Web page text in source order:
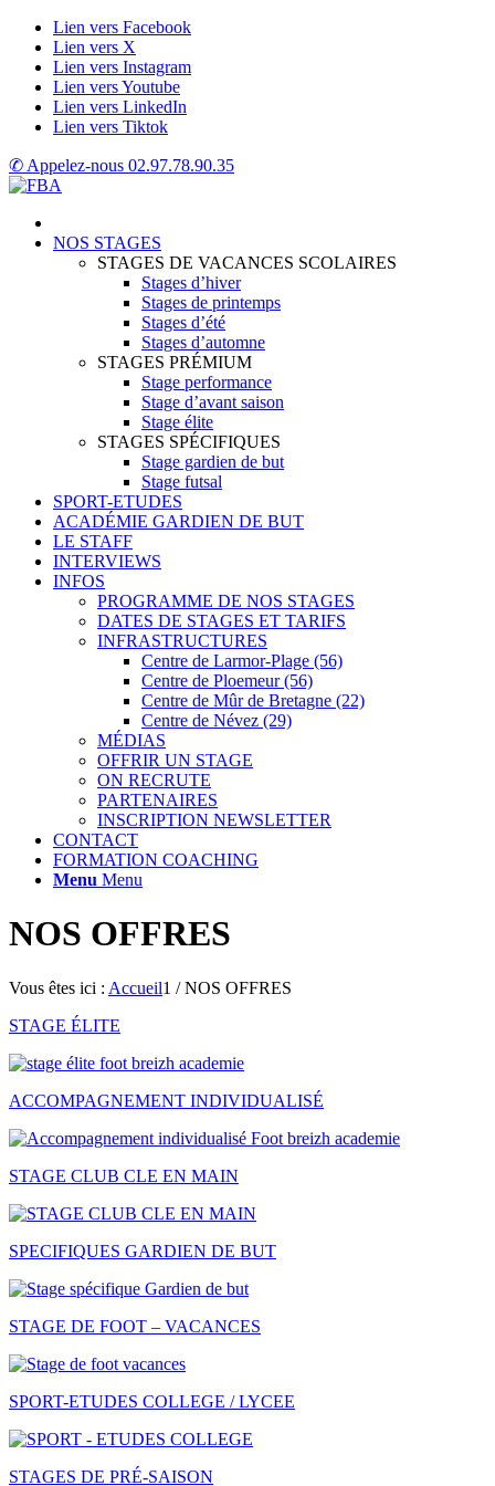
Lien vers Facebook
Lien vers X
Lien vers Instagram
Lien vers Youtube
Lien vers LinkedIn
Lien vers Tiktok
✆ Appelez-nous 02.97.78.90.35
NOS STAGES
STAGES DE VACANCES SCOLAIRES
Stages d’hiver
Stages de printemps
Stages d’été
Stages d’automne
STAGES PRÉMIUM
Stage performance
Stage d’avant saison
Stage élite
STAGES SPÉCIFIQUES
Stage gardien de but
Stage futsal
SPORT-ETUDES
ACADÉMIE GARDIEN DE BUT
LE STAFF
INTERVIEWS
INFOS
PROGRAMME DE NOS STAGES
DATES DE STAGES ET TARIFS
INFRASTRUCTURES
Centre de Larmor-Plage (56)
Centre de Ploemeur (56)
Centre de Mûr de Bretagne (22)
Centre de Névez (29)
MÉDIAS
OFFRIR UN STAGE
ON RECRUTE
PARTENAIRES
INSCRIPTION NEWSLETTER
CONTACT
FORMATION COACHING
Menu Menu
NOS OFFRES
Vous êtes ici : Accueil1 / NOS OFFRES
STAGE ÉLITE
ACCOMPAGNEMENT INDIVIDUALISÉ
STAGE CLUB CLE EN MAIN
SPECIFIQUES GARDIEN DE BUT
STAGE DE FOOT – VACANCES
SPORT-ETUDES COLLEGE / LYCEE
STAGES DE PRÉ-SAISON